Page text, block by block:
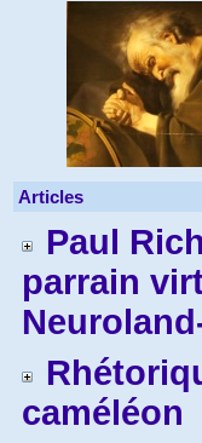
Articles
Paul
parrain
caméléon